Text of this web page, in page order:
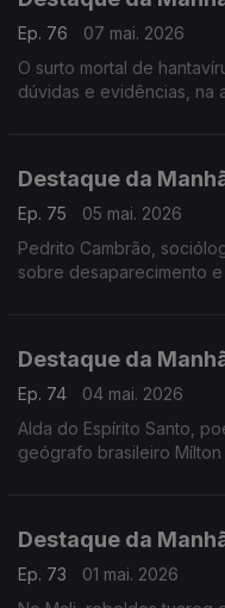
Ep. 76
07 mai. 2026
O surto mortal de
dúvidas e evidências, na análise do
Destaque da
Ep. 75
05 mai. 2026
Pedrito Cambrão,
sobre desaparecimento
Destaque da
Ep. 74
04 mai. 2026
Alda do Espírito Santo,
geógrafo brasileiro Mílton
Destaque da
Ep. 73
01 mai. 2026